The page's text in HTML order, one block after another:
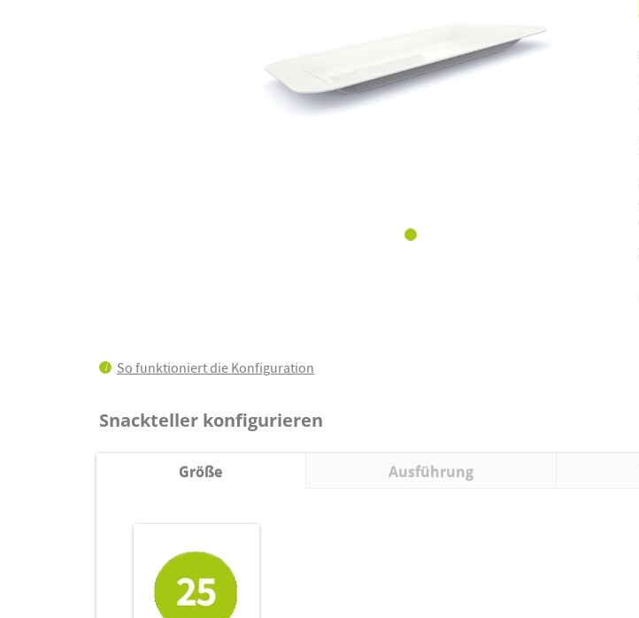
i So funktioniert die Konfiguration
Snackteller konfigurieren
Größe Ausführung